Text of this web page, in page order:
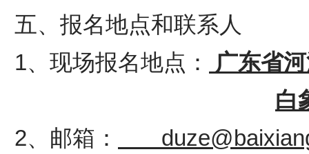
五、报名地点和联系人
1、现场报名地点：
广东省
白
2、邮箱：